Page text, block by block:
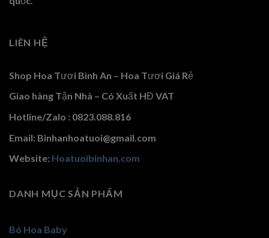
LIÊN HỆ
Shop Hoa Tươi Bình An – Hoa Tươi Giá Rẻ
Giao hàng Tận Nhà – Có Xuất HĐ VAT
Hotline/Zalo : 0823.088.816
Email: Binhanhoatuoi@gmail.com
Website: Hoatuoibinhan.com
DANH MỤC SẢN PHẨM
Bó Hoa Baby